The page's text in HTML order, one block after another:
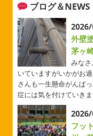
ブログ＆NEWS
外壁
茅ヶ
みな
いていますがいかがお
さんも一生懸命がんば
症には気を付けていき
フッ